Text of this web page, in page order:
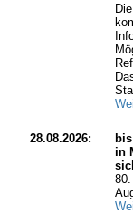
28.08.2026:
bis
in